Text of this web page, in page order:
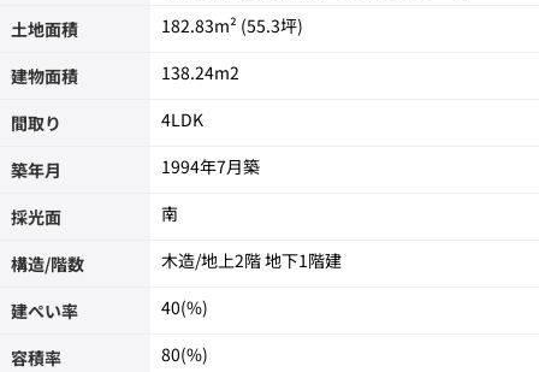
土地面積
182.83m² (55.3坪)
建物面積 138.24m2
間取り 4LDK
築年月 1994年7月築
採光面 南
構造/階数 木造/地上2階 地下1階建
建ぺい率 40(%)
容積率 80(%)